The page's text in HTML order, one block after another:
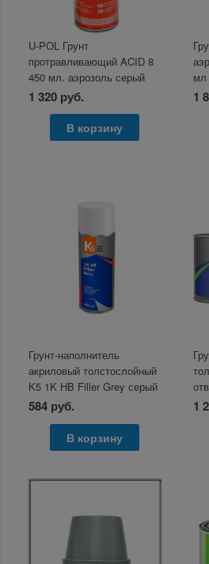
U-POL Грунт
протравливающий ACID 8
450 мл. аэрозоль серый
1 320 руб.
В корзину
мл
1
Грунт-наполнитель
акриловый толстослойный
K5 1K HB Filler Grey серый
в аэрозоли 400мл
584 руб.
В корзину
1